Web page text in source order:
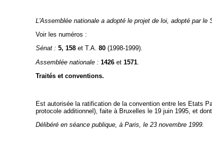
L'Assemblée nationale a adopté le projet de loi, adopté par le
Voir les numéros :
Sénat : 5, 158et T.A. 80(1998-1999).
Assemblée nationale : 1426 et 1571.
Traités et conventions.
Est autorisée la ratification de la convention entre les Etats
protocole additionnel), faite à Bruxelles le 19 juin 1995, et
Délibéré en séance publique, à Paris, le 23 novembre 1999.